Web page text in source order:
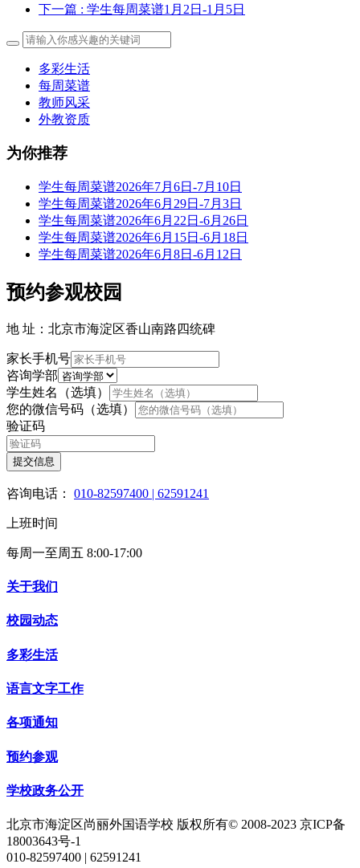
下一篇 : 学生每周菜谱1月2日-1月5日
多彩生活
每周菜谱
教师风采
外教资质
为你推荐
学生每周菜谱2026年7月6日-7月10日
学生每周菜谱2026年6月29日-7月3日
学生每周菜谱2026年6月22日-6月26日
学生每周菜谱2026年6月15日-6月18日
学生每周菜谱2026年6月8日-6月12日
预约参观校园
地 址：北京市海淀区香山南路四统碑
家长手机号
咨询学部
学生姓名（选填）
您的微信号码（选填）
验证码
提交信息
咨询电话： 010-82597400 | 62591241
上班时间
每周一至周五 8:00-17:00
关于我们
校园动态
多彩生活
语言文字工作
各项通知
预约参观
学校政务公开
北京市海淀区尚丽外国语学校 版权所有© 2008-2023 京ICP备
18003643号-1
010-82597400 | 62591241